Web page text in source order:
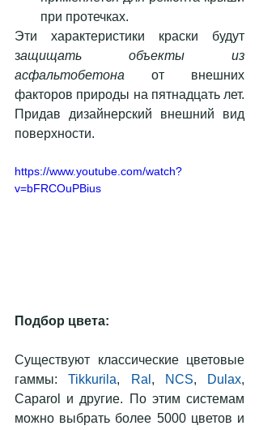
при протечках.
Эти характеристики краски будут
защищать объекты из
асфальтобетона от внешних
факторов природы на пятнадцать лет.
Придав дизайнерский внешний вид
поверхности.
https://www.youtube.com/watch?
v=bFRCOuPBius
Подбор цвета:
Существуют классические цветовые
гаммы: Tikkurila, Ral , NCS, Dulax,
Caparol и другие. По этим системам
можно выбрать более 5000 цветов и